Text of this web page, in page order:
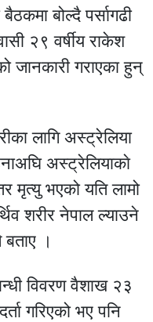
बोल्दै पर्सागढी
२९ वर्षीय राकेश
जानकारी गराएका हुन्
लागि अस्ट्रेलिया
अस्ट्रेलियाकाे
मृत्यु भएको यति लामो
शरीर नेपाल ल्याउने
।
विवरण वैशाख २३
गरिएको भए पनि